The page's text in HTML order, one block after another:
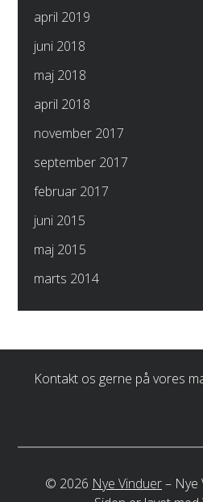
april 2019
juni 2018
maj 2018
april 2018
november 2017
september 2017
februar 2017
juni 2015
maj 2015
marts 2014
Kontakt os gerne på vores
© 2026 Nye Vinduer– Nye